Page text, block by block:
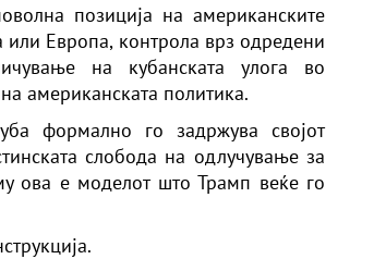
позиција на американските
Европа, контрола врз одредени
на кубанската улога во
американската политика.
формално го задржува својот
слобода на одлучување за
ова е моделот што Трамп веќе го